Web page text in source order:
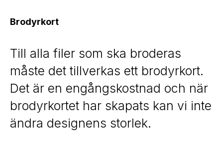
Brodyrkort
Till alla filer som ska broderas
måste det tillverkas ett brodyrkort.
Det är en engångskostnad och när
brodyrkortet har skapats kan vi inte
ändra designens storlek.